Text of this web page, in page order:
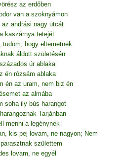
az erdőben
van a szoknyámon
andrási nagy utcát
kaszárnya tetejét
tudom, hogy eltemetnek
áldott születésén
úr ablaka
én rózsám ablaka
én az uram, nem biz én
az almába
soha ily bús harangot
Tarjánban
menni a legénynek
kis pej lovam, ne nagyon; Nem
születtem
lovam, ne egyél